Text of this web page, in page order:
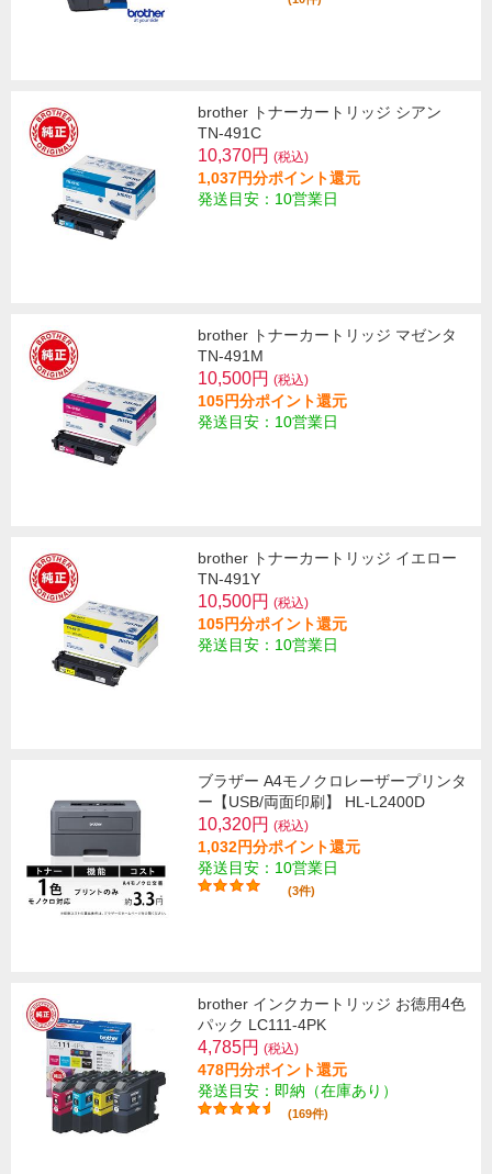
brother トナーカートリッジ シアン
TN-491C
10,370円 (税込)
1,037円分ポイント還元
発送目安：10営業日
brother トナーカートリッジ マゼンタ
TN-491M
10,500円 (税込)
105円分ポイント還元
発送目安：10営業日
brother トナーカートリッジ イエロー
TN-491Y
10,500円 (税込)
105円分ポイント還元
発送目安：10営業日
ブラザー A4モノクロレーザープリンタ
ー【USB/両面印刷】 HL-L2400D
10,320円 (税込)
1,032円分ポイント還元
発送目安：10営業日
(3件)
brother インクカートリッジ お徳用4色
パック LC111-4PK
4,785円 (税込)
478円分ポイント還元
発送目安：即納（在庫あり）
(169件)